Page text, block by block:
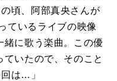
頃、阿部真央さんが
ているライブの映像
緒に歌う楽曲。この優
ていたので、そのこと
は…」